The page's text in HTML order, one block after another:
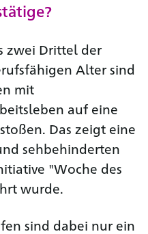
zwei Drittel der
Alter sind
mit
auf eine
Das zeigt eine
sehbehinderten
"Woche des
wurde.
sind dabei nur ein